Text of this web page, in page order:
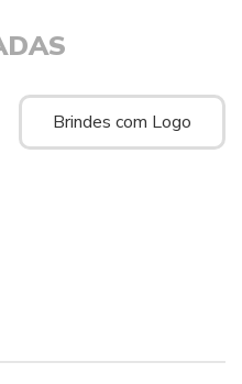
Brindes com Logo